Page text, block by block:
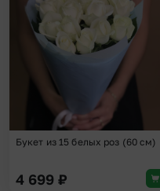
Букет из 15 белых роз (60 см)
4 699 ₽